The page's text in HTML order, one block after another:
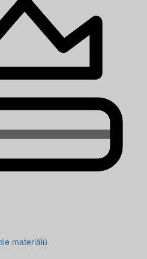
materiálů